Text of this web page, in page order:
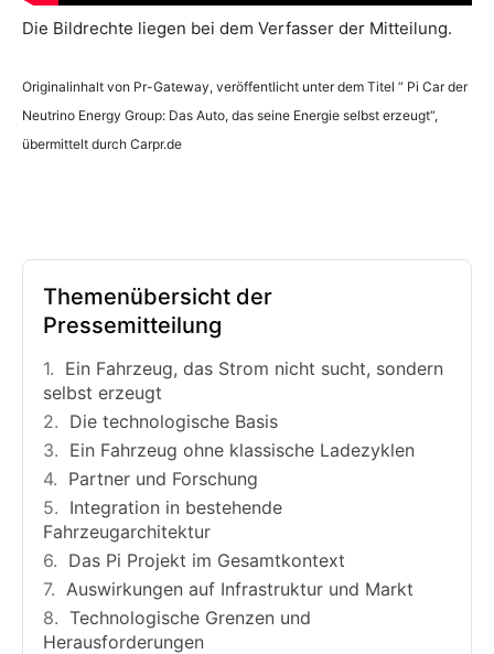
Die Bildrechte liegen bei dem Verfasser der Mitteilung.
Originalinhalt von Pr-Gateway, veröffentlicht unter dem Titel “ Pi Car der
Neutrino Energy Group: Das Auto, das seine Energie selbst erzeugt“,
übermittelt durch Carpr.de
Themenübersicht der
Pressemitteilung
Ein Fahrzeug, das Strom nicht sucht, sondern
selbst erzeugt
Die technologische Basis
Ein Fahrzeug ohne klassische Ladezyklen
Partner und Forschung
Integration in bestehende
Fahrzeugarchitektur
Das Pi Projekt im Gesamtkontext
Auswirkungen auf Infrastruktur und Markt
Technologische Grenzen und
Herausforderungen